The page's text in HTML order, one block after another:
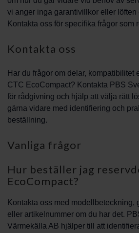
vi anger inga garantivillkor eller löften
Kontakta oss för specifika frågor som
Kontakta oss
Har du frågor om delar, kompatibilitet
CTC EcoCompact? Kontakta PBS
för rådgivning och hjälp att välja rätt
gärna vidare med identifiering och
beställning.
Vanliga frågor
Hur beställer jag
EcoCompact?
Kontakta oss med modellbeteckning,
eller artikelnummer om du har det.
Värmekälla AB hjälper till att